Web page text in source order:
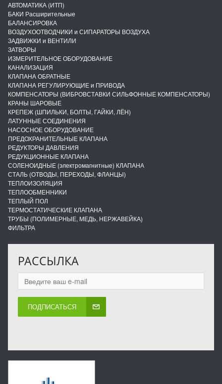
АВТОМАТИКА (ИТП)
БАКИ Расширительные
БАЛАНСИРОВКА
ВОЗДУХООТВОДЧИКИ и СИПАРАТОРЫ ВОЗДУХА
ЗАДВИЖКИ и ВЕНТИЛИ
ЗАТВОРЫ
ИЗМЕРИТЕЛЬНОЕ ОБОРУДОВАНИЕ
КАНАЛИЗАЦИЯ
КЛАПАНА ОБРАТНЫЕ
КЛАПАНА РЕГУЛИРУЮЩИЕ и ПРИВОДА
КОМПЕНСАТОРЫ (ВИБРОВСТАВКИ СИЛЬФОННЫЕ КОМПЕНСАТОРЫ)
КРАНЫ ШАРОВЫЕ
КРЕПЕЖ (ШПИЛЬКИ, БОЛТЫ, ГАЙКИ, ЛЁН)
ЛАТУННЫЕ СОЕДИНЕНИЯ
НАСОСНОЕ ОБОРУДОВАНИЕ
ПРЕДОХРАНИТЕЛЬНЫЕ КЛАПАНА
РЕДУКТОРЫ ДАВЛЕНИЯ
РЕДУКЦИОННЫЕ КЛАПАНА
СОЛЕНОИДНЫЕ (электромагнитные) КЛАПАНА
СТАЛЬ (ОТВОДЫ, ПЕРЕХОДЫ, ФЛАНЦЫ)
ТЕПЛОИЗОЛЯЦИЯ
ТЕПЛООБМЕННИКИ
ТЕПЛЫЙ ПОЛ
ТЕРМОСТАТИЧЕСКИЕ КЛАПАНА
ТРУБЫ (ПОЛИМЕРНЫЕ, МЕДЬ, НЕРЖАВЕЙКА)
ФИЛЬТРА
РАССЫЛКА
ПОДПИСАТЬСЯ